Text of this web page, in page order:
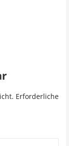
Erforderliche